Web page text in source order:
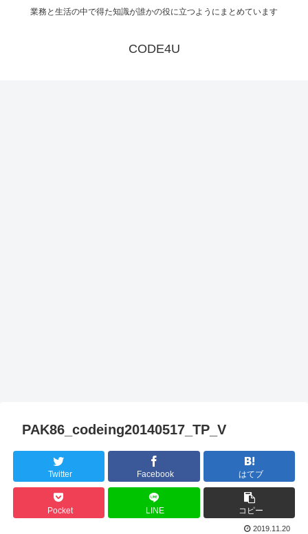
業務と生活の中で得た知識が誰かの役に立つようにまとめています
CODE4U
PAK86_codeing20140517_TP_V
Twitter Facebook はてブ
Pocket LINE コピー
2019.11.20